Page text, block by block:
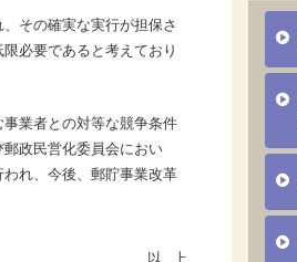
その確実な実行が担保さ
必要であると考えており
業者との対等な競争条件
政民営化委員会におい
れ、今後、郵貯事業改革